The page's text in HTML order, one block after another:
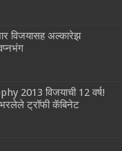
विजयासह अल्कारेझ
2013 विजयाची 12 वर्ष!
भरलेले ट्रॉफी कॅबिनेट